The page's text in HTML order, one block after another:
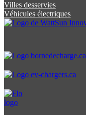
Villes desservies
Véhicules électriques